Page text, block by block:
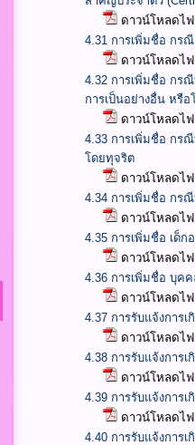
ดาวน์โหลดไ
4.31 การเพิ่มชื่อ กร
ดาวน์โหลดไ
4.32 การเพิ่มชื่อ กร
การเป็นอย่างอื่น หรื
ดาวน์โหลดไ
4.33 การเพิ่มชื่อ กร
โดยทุจริต
ดาวน์โหลดไ
4.34 การเพิ่มชื่อ กร
ดาวน์โหลดไ
4.35 การเพิ่มชื่อ เด็
ดาวน์โหลดไ
4.36 การเพิ่มชื่อ บุค
ดาวน์โหลดไ
4.37 การรับแจ้งการ
ดาวน์โหลดไ
4.38 การรับแจ้งการ
ดาวน์โหลดไ
4.39 การรับแจ้งการ
ดาวน์โหลดไ
4.40 การรับแจ้งการ